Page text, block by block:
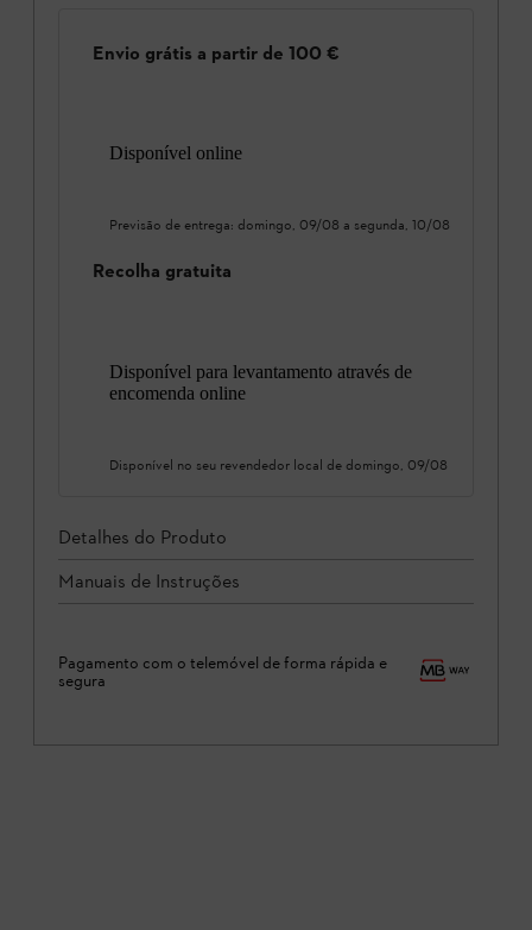
Envio grátis a partir de 100 €
Disponível online
Previsão de entrega: domingo, 09/08 a segunda, 10/08
Recolha gratuita
Disponível para levantamento através de
encomenda online
Disponível no seu revendedor local de domingo, 09/08
Detalhes do Produto
Manuais de Instruções
Pagamento com o telemóvel de forma rápida e
segura